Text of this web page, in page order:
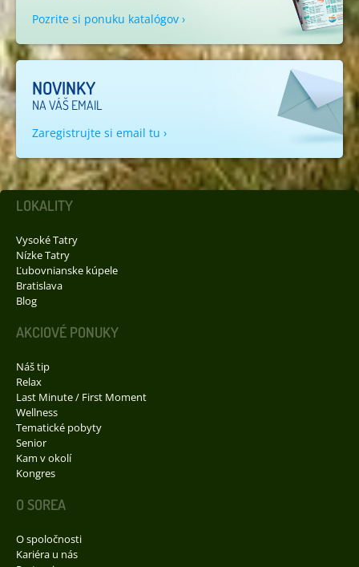
Pozrite si ponuku katalógov ›
NOVINKY
NA VÁŠ EMAIL
Zaregistrujte si email tu ›
LOKALITY
Vysoké Tatry
Nízke Tatry
Ľubovnianske kúpele
Bratislava
Blog
AKCIOVÉ PONUKY
Náš tip
Relax
Last Minute / First Moment
Wellness
Tematické pobyty
Senior
Kam v okolí
Kongres
O SOREA
O spoločnosti
Kariéra u nás